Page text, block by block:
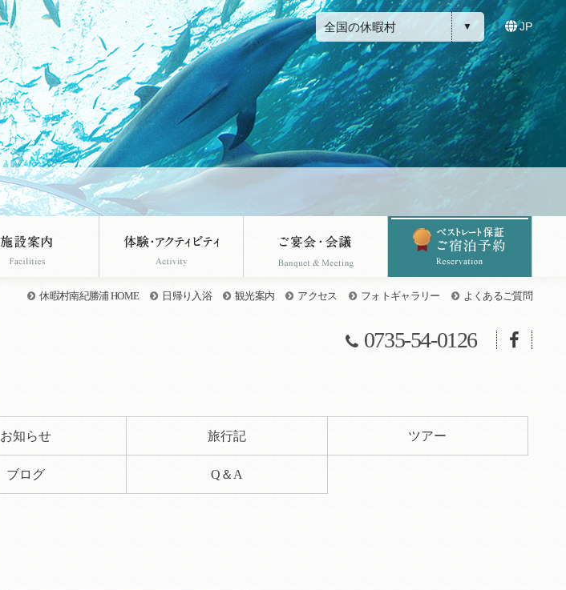
全国の休暇村 JP
休暇村南紀勝浦 HOME 日帰り入浴 観光案内 アクセス フォトギャラリー よくあるご質問
0735-54-0126
お知らせ 旅行記 ツアー
ブログ Q＆A